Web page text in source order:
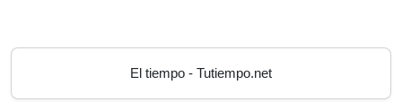
El tiempo - Tutiempo.net